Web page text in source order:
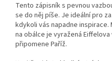
Tento zápisník s pevnou
se do něj píše. Je ideální pro
kdykoli vás napadne
na obálce je vyražená
připomene Paříž.